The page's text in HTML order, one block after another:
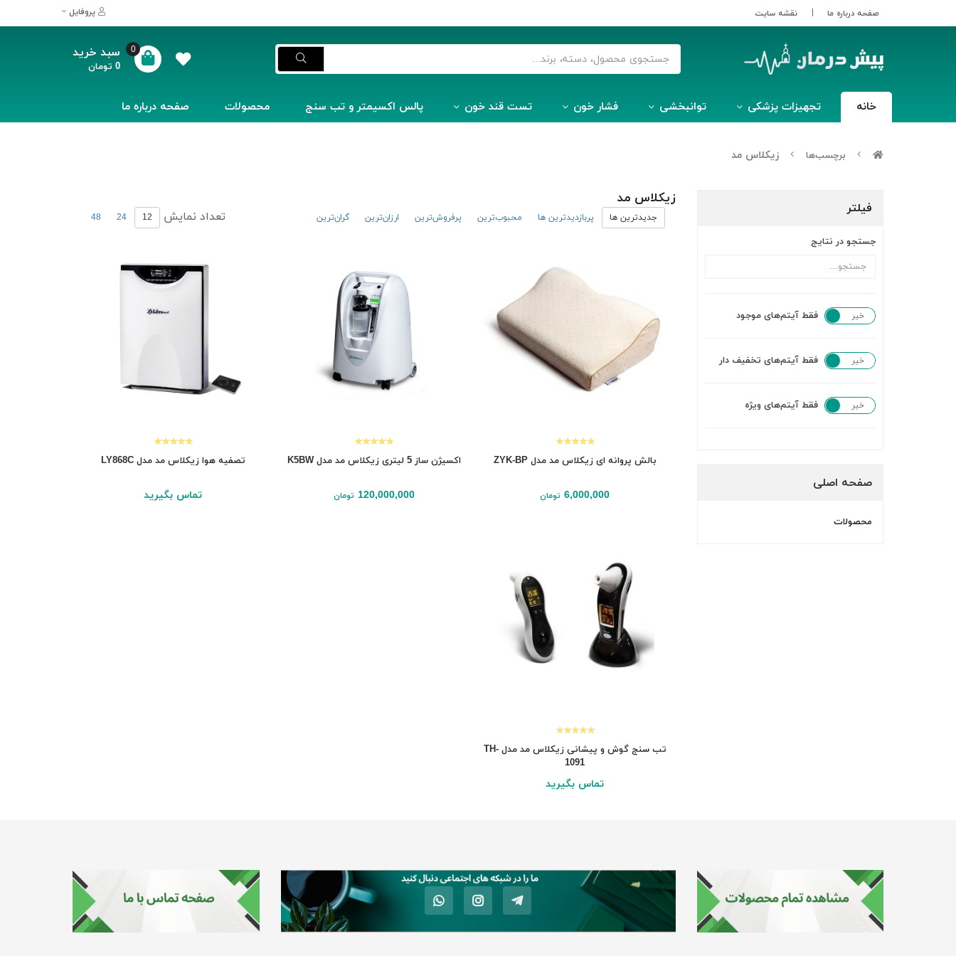
صفحه درباره ما نقشه سایت پروفایل
0 سبد خرید
0 تومان
خانه تجهیزات پزشکی توانبخشی فشار خون تست قند خون پالس اکسیمتر و تب سنج محصولات صفحه درباره ما
برچسب‌ها زیکلاس مد
زیکلاس مد
جدیدترین ها پربازدیدترین ها محبوب‌‌ترین پرفروش‌ترین ارزان‌ترین گران‌ترین تعداد نمایش 12
24
48
بالش پروانه ای زیکلاس مد مدل ZYK-BP
6,000,000 تومان نمایش
اکسیژن ساز 5 لیتری زیکلاس مد مدل K5BW
120,000,000 تومان افزودن به سبد
تصفیه هوا زیکلاس مد مدل LY868C
تماس بگیرید
نمایش
تب سنج گوش و پیشانی زیکلاس مد مدل TH-
1091
تماس بگیرید
نمایش
فیلتر
جستجو در نتایج
بله خیر فقط آیتم‌های موجود
بله خیر فقط آیتم‌های تخفیف دار
بله خیر فقط آیتم‌های ویژه
صفحه اصلی
محصولات